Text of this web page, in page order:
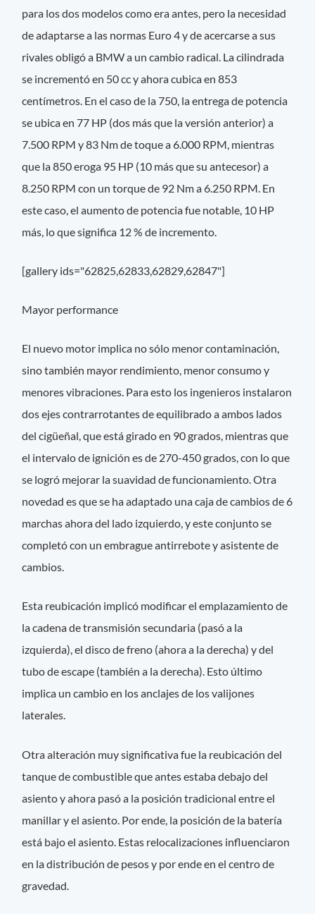
para los dos modelos como era antes, pero la necesidad
de adaptarse a las normas Euro 4 y de acercarse a sus
rivales obligó a BMW a un cambio radical. La cilindrada
se incrementó en 50 cc y ahora cubica en 853
centímetros. En el caso de la 750, la entrega de potencia
se ubica en 77 HP (dos más que la versión anterior) a
7.500 RPM y 83 Nm de toque a 6.000 RPM, mientras
que la 850 eroga 95 HP (10 más que su antecesor) a
8.250 RPM con un torque de 92 Nm a 6.250 RPM. En
este caso, el aumento de potencia fue notable, 10 HP
más, lo que significa 12 % de incremento.
[gallery ids="62825,62833,62829,62847"]
Mayor performance
El nuevo motor implica no sólo menor contaminación,
sino también mayor rendimiento, menor consumo y
menores vibraciones. Para esto los ingenieros instalaron
dos ejes contrarrotantes de equilibrado a ambos lados
del cigüeñal, que está girado en 90 grados, mientras que
el intervalo de ignición es de 270-450 grados, con lo que
se logró mejorar la suavidad de funcionamiento. Otra
novedad es que se ha adaptado una caja de cambios de 6
marchas ahora del lado izquierdo, y este conjunto se
completó con un embrague antirrebote y asistente de
cambios.
Esta reubicación implicó modificar el emplazamiento de
la cadena de transmisión secundaria (pasó a la
izquierda), el disco de freno (ahora a la derecha) y del
tubo de escape (también a la derecha). Esto último
implica un cambio en los anclajes de los valijones
laterales.
Otra alteración muy significativa fue la reubicación del
tanque de combustible que antes estaba debajo del
asiento y ahora pasó a la posición tradicional entre el
manillar y el asiento. Por ende, la posición de la batería
está bajo el asiento. Estas relocalizaciones influenciaron
en la distribución de pesos y por ende en el centro de
gravedad.